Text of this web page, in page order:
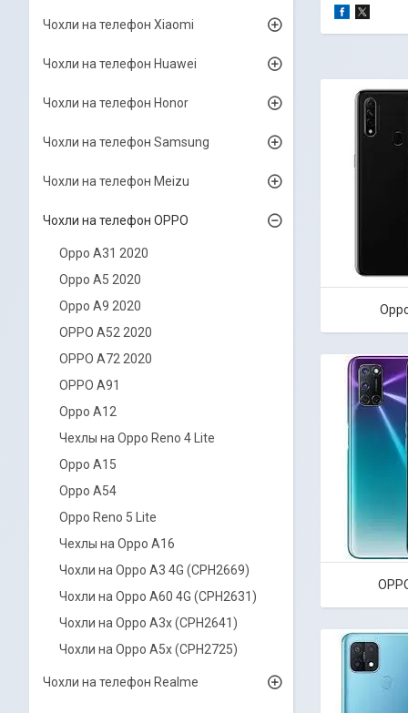
Чохли на телефон Xiaomi
Чохли на телефон Huawei
Чохли на телефон Honor
Чохли на телефон Samsung
Чохли на телефон Meizu
Чохли на телефон OPPO
Oppo A31 2020
Oppo A5 2020
Oppo A9 2020
OPPO A52 2020
OPPO A72 2020
OPPO A91
Oppo A12
Чехлы на Oppo Reno 4 Lite
Oppo A15
Oppo A54
Oppo Reno 5 Lite
Чехлы на Oppo A16
Чохли на Oppo A3 4G (CPH2669)
Чохли на Oppo A60 4G (CPH2631)
Чохли на Oppo A3x (CPH2641)
Чохли на Oppo A5x (CPH2725)
Чохли на телефон Realme